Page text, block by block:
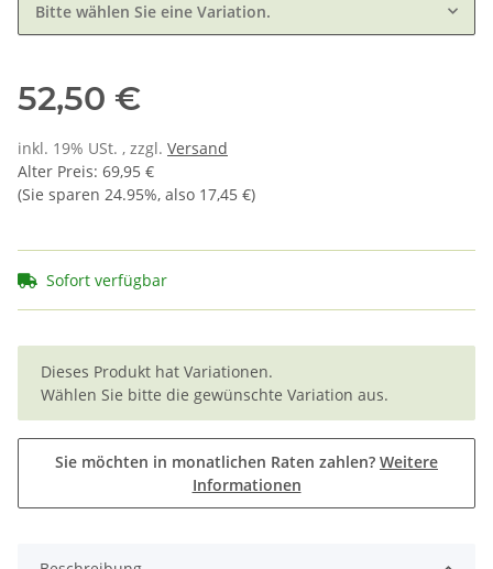
Bitte wählen Sie eine Variation.
52,50 €
inkl. 19% USt. , zzgl. Versand
Alter Preis: 69,95 €
(Sie sparen 24.95%, also 17,45 €)
Sofort verfügbar
x
Dieses Produkt hat Variationen.
Wählen Sie bitte die gewünschte Variation aus.
Sie möchten in monatlichen Raten zahlen? Weitere
Informationen